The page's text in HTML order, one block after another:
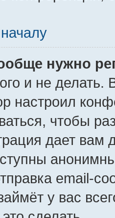
нужно
и не делать.
настроил
чтобы
дает вам
email-
у вас